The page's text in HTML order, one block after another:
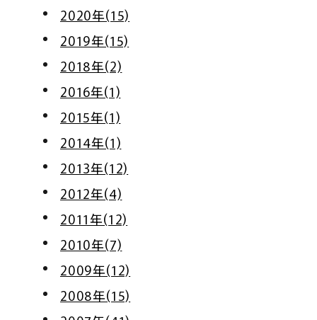
2020年(15)
2019年(15)
2018年(2)
2016年(1)
2015年(1)
2014年(1)
2013年(12)
2012年(4)
2011年(12)
2010年(7)
2009年(12)
2008年(15)